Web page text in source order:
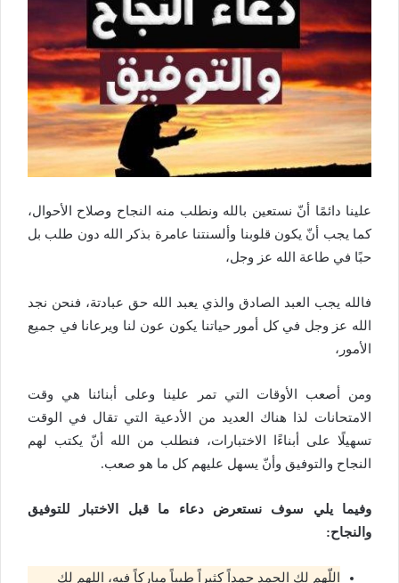
علينا دائمًا أنّ نستعين بالله ونطلب منه النجاح وصلاح الأحوال،
كما يجب أنّ يكون قلوبنا وألسنتنا عامرة بذكر الله دون طلب بل
حبًا في طاعة الله عز وجل،
فالله يجب العبد الصادق والذي يعبد الله حق عبادتة، فنحن نجد
الله عز وجل في كل أمور حياتنا يكون عون لنا ويرعانا في جميع
الأمور،
ومن أصعب الأوقات التي تمر علينا وعلى أبنائنا هي وقت
الامتحانات لذا هناك العديد من الأدعية التي تقال في الوقت
تسهيلًا على أبناءًا الاختبارات، فنطلب من الله أنّ يكتب لهم
النجاح والتوفيق وأنّ يسهل عليهم كل ما هو صعب.
وفيما يلي سوف نستعرض دعاء ما قبل الاختبار للتوفيق
والنجاح:
اللّهم لك الحمد حمداً كثيراً طيباً مباركاً فيه، اللهم لك